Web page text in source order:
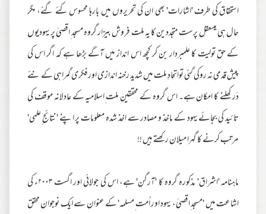
استحقاق کی طرف 'اشارات' بھی ان کی تحریروں میں بارہا محسوس کئے گئے، مگر
حال ہی میںعقل پرست متجددین کا یہ ملت فروش بیزار گروہ مسجد ِاقصیٰ پر یہودیوں
کے حق ِتولیت کا علمبردار بن کر کچھ اس انداز میں آگے بڑھا ہے کہ اگر اس کی
پیش قدمی نہ روکی گئی تواتحادِ ملت میں شدید رخنہ اندازی اور فکری گمراہی کے نئے
دَر کھلنے کا امکان ہے۔ اس گروہ کے محققین ملت ِاسلامیہ کے عادلانہ موقف کی
تائید کی بجائے یہود کے ماخذ و مصادر سے اخذ شدہ معلومات پر اپنے 'نتائج ِعلمی'
مرتب کرنے کا گہرا میلان رکھتے ہیں !!
ماہنامہ 'اشراق' مذکورہ گروہ کا 'آرگن' ہے، اس کی جولائی اور اگست ۲۰۰۳ء کی
اشاعت میں 'مسجد ِاقصیٰ، یہود اور اُمت ِمسلمہ' کے عنوان سے ایک نوجوان محقق